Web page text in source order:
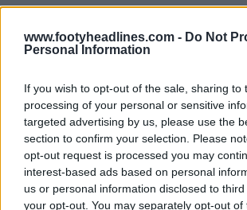
www.footyheadlines.com - Do Not
Personal Information
If you wish to opt-out of the sale, sharing to
processing of your personal or sensitive
targeted advertising by us, please use the
section to confirm your selection. Please
opt-out request is processed you may
interest-based ads based on personal
us or personal information disclosed to
your opt-out. You may separately opt-out of